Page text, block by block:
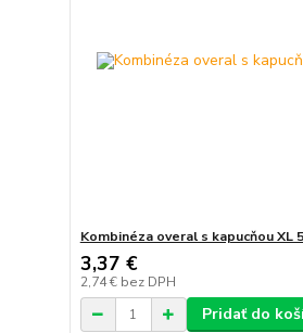
Kombinéza overal s kapucňou XL
3,37 €
2,74 € bez DPH
Pridať do